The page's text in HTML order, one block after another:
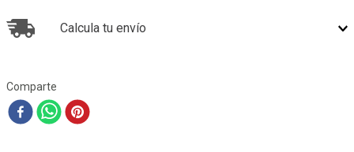
Calcula tu envío
Comparte